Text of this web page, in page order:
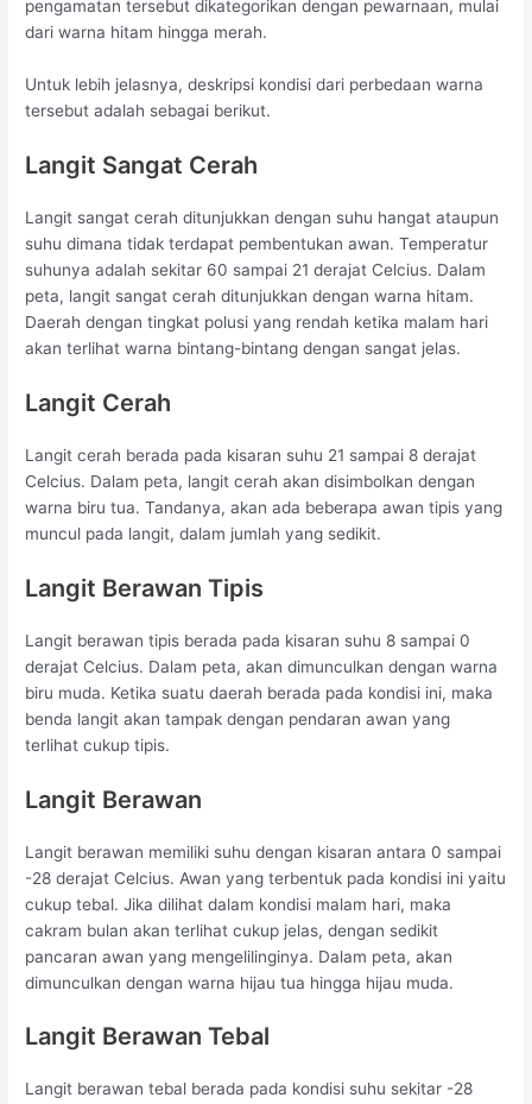
pengamatan tersebut dikategorikan dengan pewarnaan, mulai
dari warna hitam hingga merah.
Untuk lebih jelasnya, deskripsi kondisi dari perbedaan warna
tersebut adalah sebagai berikut.
Langit Sangat Cerah
Langit sangat cerah ditunjukkan dengan suhu hangat ataupun
suhu dimana tidak terdapat pembentukan awan. Temperatur
suhunya adalah sekitar 60 sampai 21 derajat Celcius. Dalam
peta, langit sangat cerah ditunjukkan dengan warna hitam.
Daerah dengan tingkat polusi yang rendah ketika malam hari
akan terlihat warna bintang-bintang dengan sangat jelas.
Langit Cerah
Langit cerah berada pada kisaran suhu 21 sampai 8 derajat
Celcius. Dalam peta, langit cerah akan disimbolkan dengan
warna biru tua. Tandanya, akan ada beberapa awan tipis yang
muncul pada langit, dalam jumlah yang sedikit.
Langit Berawan Tipis
Langit berawan tipis berada pada kisaran suhu 8 sampai 0
derajat Celcius. Dalam peta, akan dimunculkan dengan warna
biru muda. Ketika suatu daerah berada pada kondisi ini, maka
benda langit akan tampak dengan pendaran awan yang
terlihat cukup tipis.
Langit Berawan
Langit berawan memiliki suhu dengan kisaran antara 0 sampai
-28 derajat Celcius. Awan yang terbentuk pada kondisi ini yaitu
cukup tebal. Jika dilihat dalam kondisi malam hari, maka
cakram bulan akan terlihat cukup jelas, dengan sedikit
pancaran awan yang mengelilinginya. Dalam peta, akan
dimunculkan dengan warna hijau tua hingga hijau muda.
Langit Berawan Tebal
Langit berawan tebal berada pada kondisi suhu sekitar -28